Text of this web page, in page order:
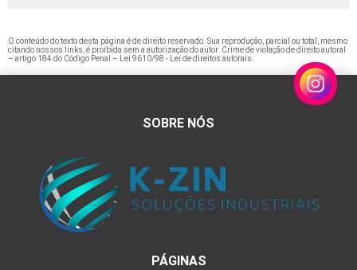
O conteúdo do texto desta página é de direito reservado. Sua reprodução, parcial ou total, mesmo
citando nossos links, é proibida sem a autorização do autor. Crime de violação de direito autoral
– artigo 184 do Código Penal –
Lei 9610/98 - Lei de direitos autorais
SOBRE NÓS
PÁGINAS